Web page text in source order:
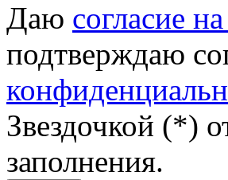
Даю согласие
подтверждаю
Звездочкой (*)
заполнения.